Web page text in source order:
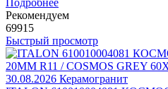
Подробнее
Рекомендуем
69915
Быстрый просмотр